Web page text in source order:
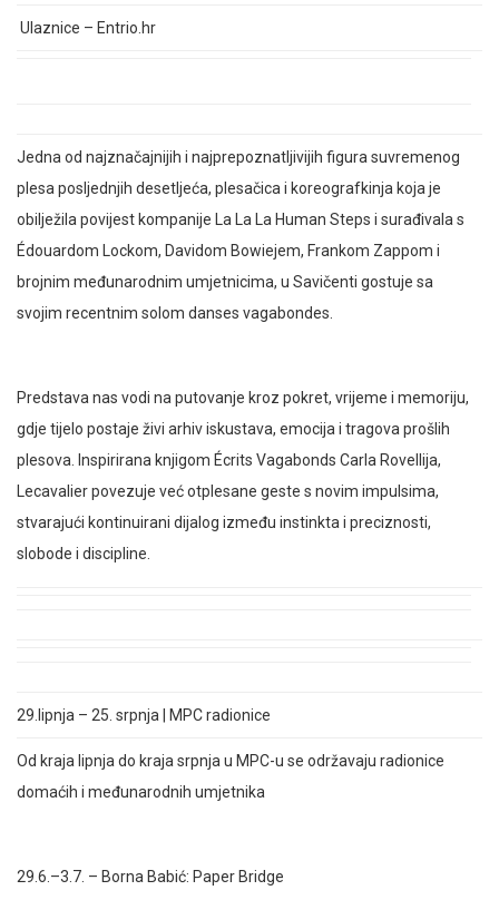
Ulaznice – Entrio.hr
Jedna od najznačajnijih i najprepoznatljivijih figura suvremenog
plesa posljednjih desetljeća, plesačica i koreografkinja koja je
obilježila povijest kompanije La La La Human Steps i surađivala s
Édouardom Lockom, Davidom Bowiejem, Frankom Zappom i
brojnim međunarodnim umjetnicima, u Savičenti gostuje sa
svojim recentnim solom danses vagabondes.
Predstava nas vodi na putovanje kroz pokret, vrijeme i memoriju,
gdje tijelo postaje živi arhiv iskustava, emocija i tragova prošlih
plesova. Inspirirana knjigom Écrits Vagabonds Carla Rovellija,
Lecavalier povezuje već otplesane geste s novim impulsima,
stvarajući kontinuirani dijalog između instinkta i preciznosti,
slobode i discipline.
29.lipnja – 25. srpnja MPC radionice
Od kraja lipnja do kraja srpnja u MPC-u se održavaju radionice
domaćih i međunarodnih umjetnika
29.6.–3.7. – Borna Babić: Paper Bridge